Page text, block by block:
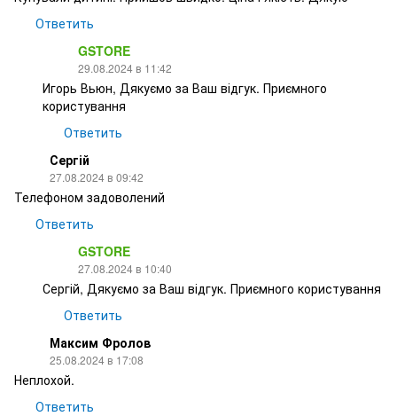
Ответить
GSTORE
29.08.2024 в 11:42
Игорь Вьюн, Дякуємо за Ваш відгук. Приємного
користування
Ответить
Сергій
27.08.2024 в 09:42
Телефоном задоволений
Ответить
GSTORE
27.08.2024 в 10:40
Сергій, Дякуємо за Ваш відгук. Приємного користування
Ответить
Максим Фролов
25.08.2024 в 17:08
Неплохой.
Ответить